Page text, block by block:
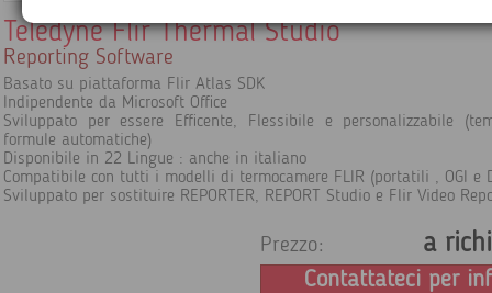
Teledyne Flir Thermal Studio
Reporting Software
Basato su piattaforma Flir Atlas SDK
Indipendente da Microsoft Office
Sviluppato per essere Efficente, Flessibile e personalizzabile
formule automatiche)
Disponibile in 22 Lingue : anche in italiano
Compatibile con tutti i modelli di termocamere FLIR (portatili , OGI e
Sviluppato per sostituire REPORTER, REPORT Studio e Flir Video
Prezzo: a
Contattateci per